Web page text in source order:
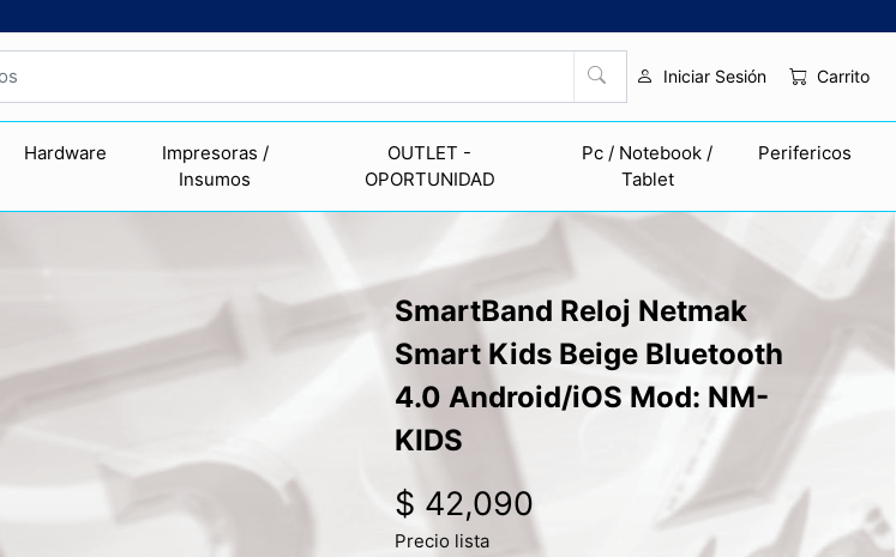
Iniciar Sesión Carrito
Hardware
Impresoras /
Insumos
OUTLET -
OPORTUNIDAD
Pc / Notebook /
Tablet
Perifericos
SmartBand Reloj Netmak
Smart Kids Beige Bluetooth
4.0 Android/iOS Mod: NM-
KIDS
$ 42,090
Precio lista